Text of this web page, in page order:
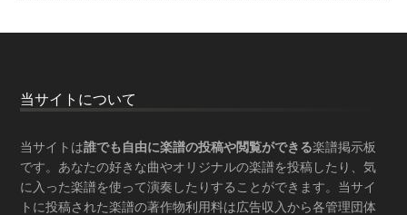
Footer
当サイトについて
当サイトは誰でも自由に楽譜の投稿や閲覧ができる楽譜掲示板
です。あなたの好きな曲やオリジナルの楽譜を投稿したり、気
に入った楽譜を使って演奏したりすることができます。当サイ
トに投稿された楽譜の著作物利用料は広告収入から各管理団体